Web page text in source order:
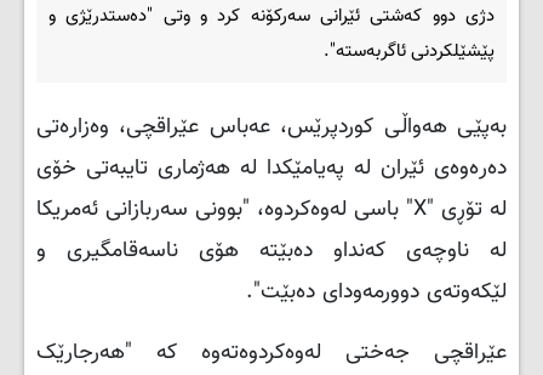
دژی دوو كه‌شتی ئێرانی سه‌ركۆنه‌ کرد و وتی "دەستدرێژی و
پێشێلکردنی ئاگربەستە".
بەپێی هەواڵی کوردپرێس، عه‌باس عێراقچی، وەزارەتی
دەرەوەی ئێران له‌ په‌یامێكدا له‌ هه‌ژماری تایبه‌تی خۆی
له‌ تۆڕی "X" باسی له‌وه‌كردوه‌، "بوونی سەربازانی ئەمریکا
لە ناوچەی کەنداو دەبێتە هۆی ناسەقامگیری و
لێکەوتەی دوورمەودای ده‌بێت".
عێراقچی جەختی لەوەکردوەتەوە کە "هەرجارێک